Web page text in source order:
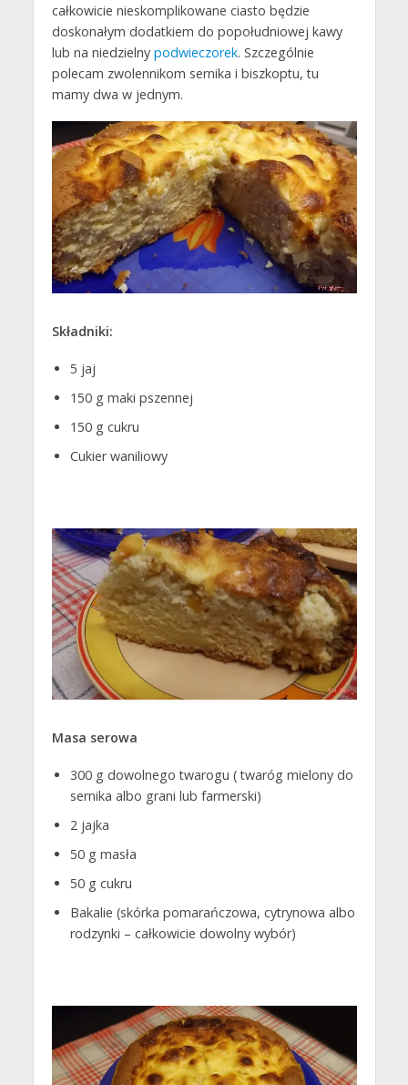
całkowicie nieskomplikowane ciasto będzie
doskonałym dodatkiem do popołudniowej kawy
lub na niedzielny podwieczorek. Szczególnie
polecam zwolennikom sernika i biszkoptu, tu
mamy dwa w jednym.
Składniki:
5 jaj
150 g maki pszennej
150 g cukru
Cukier waniliowy
Masa serowa
300 g dowolnego twarogu ( twaróg mielony do
sernika albo grani lub farmerski)
2 jajka
50 g masła
50 g cukru
Bakalie (skórka pomarańczowa, cytrynowa albo
rodzynki – całkowicie dowolny wybór)